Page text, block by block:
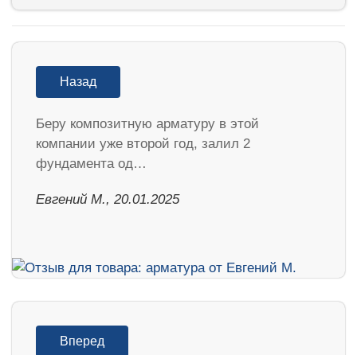
Назад
Беру композитную арматуру в этой
компании уже второй год, залил 2
фундамента од…
​Евгений М., 20.01.2025
Вперед